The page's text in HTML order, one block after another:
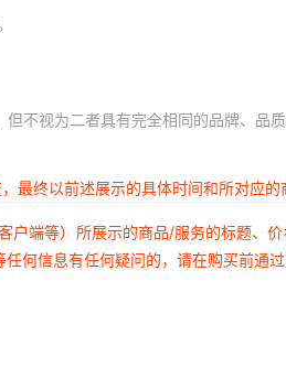
不视为二者具有完全相同的品牌、品
最终以前述展示的具体时间和所对应的
端等）所展示的商品/服务的标题、
何信息有任何疑问的，请在购买前通